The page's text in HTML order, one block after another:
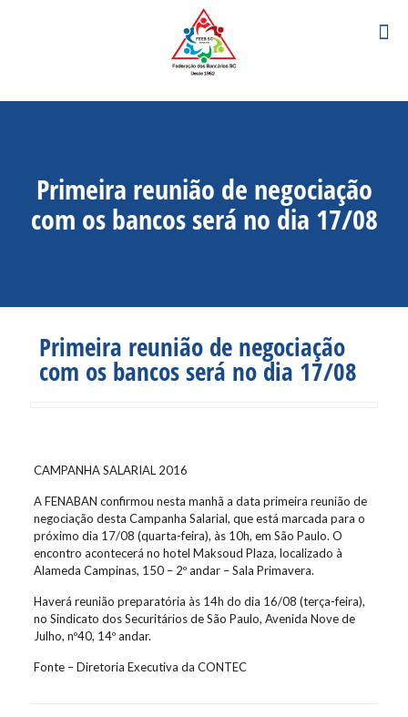
Primeira reunião de negociação
com os bancos será no dia 17/08
Primeira reunião de negociação
com os bancos será no dia 17/08
CAMPANHA SALARIAL 2016
A FENABAN confirmou nesta manhã a data primeira reunião de
negociação desta Campanha Salarial, que está marcada para o
próximo dia 17/08 (quarta-feira), às 10h, em São Paulo. O
encontro acontecerá no hotel Maksoud Plaza, localizado à
Alameda Campinas, 150 – 2º andar – Sala Primavera.
Haverá reunião preparatória às 14h do dia 16/08 (terça-feira),
no Sindicato dos Securitários de São Paulo, Avenida Nove de
Julho, nº40, 14º andar.
Fonte – Diretoria Executiva da CONTEC